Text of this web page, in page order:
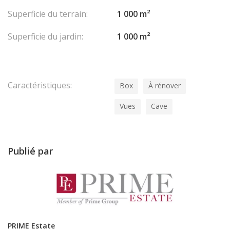
Superficie du terrain:
1 000 m²
Superficie du jardin:
1 000 m²
Caractéristiques: Box À rénover
Vues Cave
Publié par
PRIME Estate